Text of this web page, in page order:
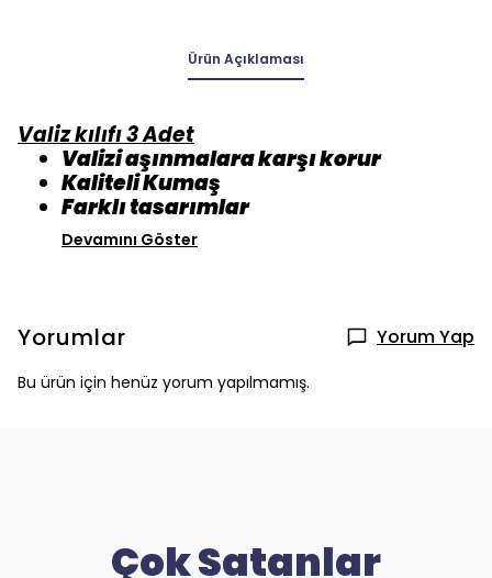
Ürün Açıklaması
Valiz kılıfı 3 Adet
Valizi aşınmalara karşı korur
Kaliteli Kumaş
Farklı tasarımlar
Devamını Göster
Yorumlar Yorum Yap
Bu ürün için henüz yorum yapılmamış.
Çok Satanlar